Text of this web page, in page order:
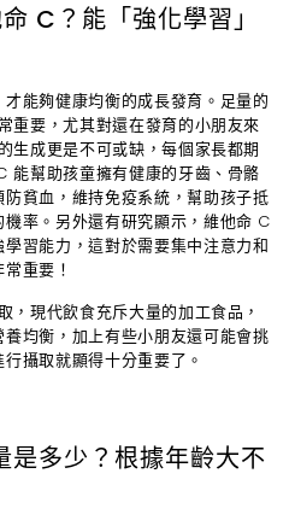
C？能「強化學習」
能夠健康均衡的成長發育。足量的
重要，尤其對還在發育的小朋友來
生成更是不可或缺，每個家長都期
能幫助孩童擁有健康的牙齒、骨骼
貧血，維持免疫系統，幫助孩子抵
率。另外還有研究顯示，維他命 C
習能力，這對於需要集中注意力和
重要！
現代飲食充斥大量的加工食品，
均衡，加上有些小朋友還可能會挑
攝取就顯得十分重要了。
是多少？根據年齡大不